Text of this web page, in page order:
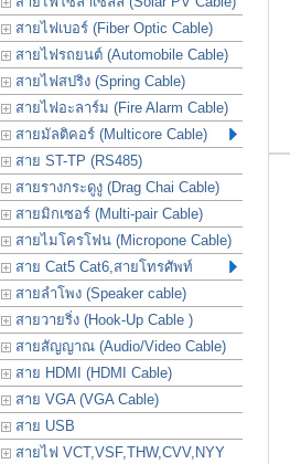
สายไฟเบอร์ (Fiber Optic Cable)
สายไฟรถยนต์ (Automobile Cable)
สายไฟสปริง (Spring Cable)
สายไฟอะลาร์ม (Fire Alarm Cable)
สายมัลติคอร์ (Multicore Cable)
สาย ST-TP (RS485)
สายรางกระดูงู (Drag Chai Cable)
สายมิกเซอร์ (Multi-pair Cable)
สายไมโครโฟน (Micropone Cable)
สาย Cat5 Cat6,สายโทรศัพท์
สายลำโพง (Speaker cable)
สายวายริ่ง (Hook-Up Cable )
สายสัญญาณ (Audio/Video Cable)
สาย HDMI (HDMI Cable)
สาย VGA (VGA Cable)
สาย USB
สายไฟ VCT,VSF,THW,CVV,NYY